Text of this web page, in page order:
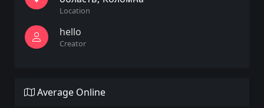
Location
hello
Creator
Average Online